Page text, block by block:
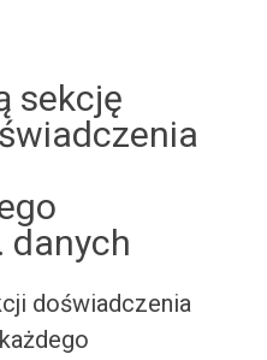
sekcję
danych
doświadczenia